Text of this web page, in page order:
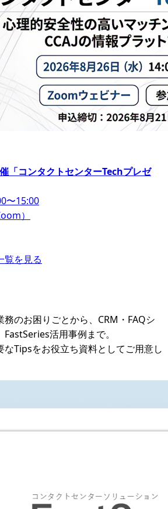
催「コンタクトセンターTechプレゼ
〜15:00
）
覧を見る
務のお困りごとから、CRM・FAQシ
活用事例まで。
なTipsをお役立ち資料としてご用意し